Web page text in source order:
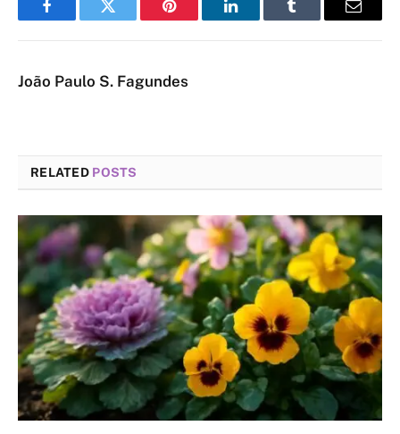
FacebookTwitter Pinterest LinkedInTumblr Email
João Paulo S. Fagundes
RELATED POSTS